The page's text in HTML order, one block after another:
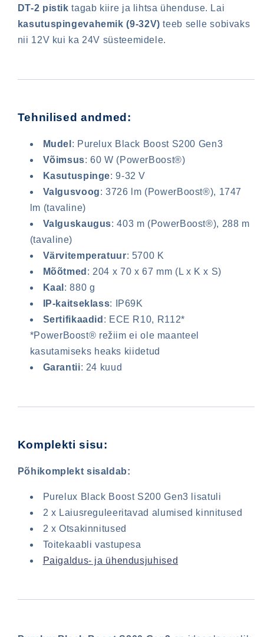
DT-2 pistik tagab kiire ja lihtsa ühenduse. Lai
kasutuspingevahemik (9-32V) teeb selle sobivaks
nii 12V kui ka 24V süsteemidele.
Tehnilised andmed:
Mudel : Purelux Black Boost S200 Gen3
Võimsus: 60 W (PowerBoost®)
Kasutuspinge: 9-32 V
Valgusvoog: 3726 lm (PowerBoost®), 1747
lm (tavaline)
Valguskaugus: 403 m (PowerBoost®), 288 m
(tavaline)
Värvitemperatuur: 5700 K
Mõõtmed : 204 x 70 x 67 mm (L x K x S)
Kaal : 880 g
IP-kaitseklass: IP69K
Sertifikaadid : ECE R10, R112*
*PowerBoost® režiim ei ole maanteel
kasutamiseks heaks kiidetud
Garantii: 24 kuud
Komplekti sisu:
Põhikomplekt sisaldab:
Purelux Black Boost S200 Gen3 lisatuli
2 x Laiusreguleeritavad alumised kinnitused
2 x Otsakinnitused
Toitekaabli vastupesa
Paigaldus- ja ühendusjuhised
Sisselogimine on vajalik
Logige oma kontole sisse, et lisada tooteid
soovinimekirja ja vaadata oma eelnevalt
salvestatud esemeid.
Sisselogimine